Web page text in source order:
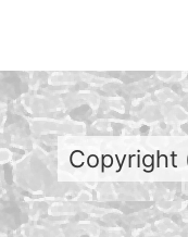
Copyright